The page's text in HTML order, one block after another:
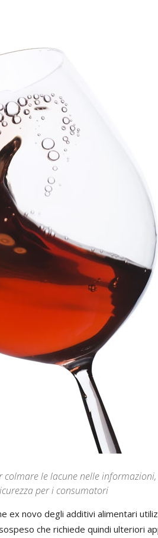
colmare le lacune nelle
per i consumatori
ex novo degli additivi alimentari
che richiede quindi ulteriori